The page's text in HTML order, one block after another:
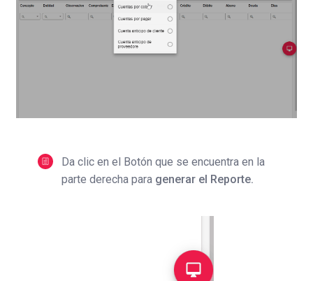
Da clic en el Botón que se encuentra en la
parte derecha para generar el Reporte.